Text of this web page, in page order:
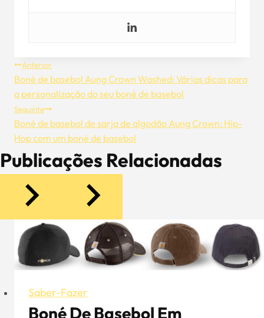
Navegação
De
Artigos
Anterior
Boné de basebol Aung Crown Washed: Várias dicas para
a personalização do seu boné de basebol
Seguinte
Boné de basebol de sarja de algodão Aung Crown: Hip-
Hop com um boné de basebol
Publicações Relacionadas
Saber-Fazer
Boné De Basebol Em